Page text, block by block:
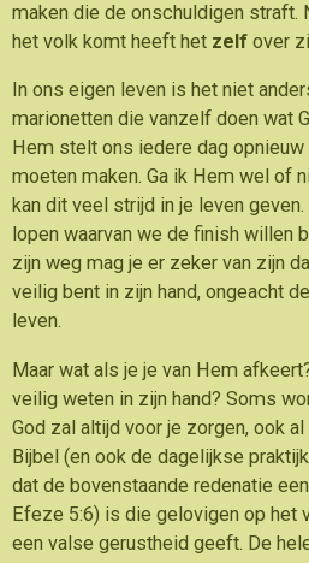
maken die de onschuldigen straft.
het volk komt heeft het zelf over
In ons eigen leven is het niet
marionetten die vanzelf doen wat
Hem stelt ons iedere dag
moeten maken. Ga ik Hem wel of
kan dit veel strijd in je leven
lopen waarvan we de finish willen
zijn weg mag je er zeker van zijn
veilig bent in zijn hand, ongeacht
leven.
Maar wat als je je van Hem
veilig weten in zijn hand? Soms
God zal altijd voor je zorgen, ook
Bijbel (en ook de dagelijkse
dat de bovenstaande redenatie
Efeze 5:6) is die gelovigen op het
een valse gerustheid geeft. De